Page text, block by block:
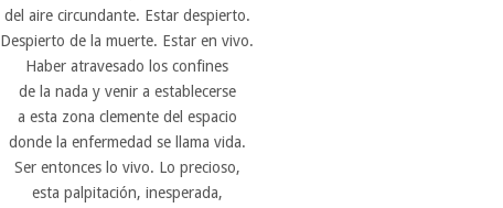
del aire circundante. Estar despierto.
Despierto de la muerte. Estar en vivo.
Haber atravesado los confines
de la nada y venir a establecerse
a esta zona clemente del espacio
donde la enfermedad se llama vida.
Ser entonces lo vivo. Lo precioso,
esta palpitación, inesperada,